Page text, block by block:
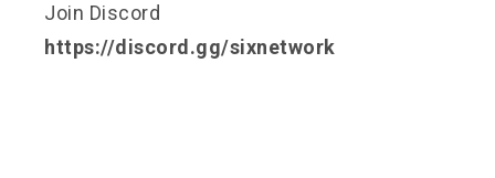
Join Discord
https://discord.gg/sixnetwork